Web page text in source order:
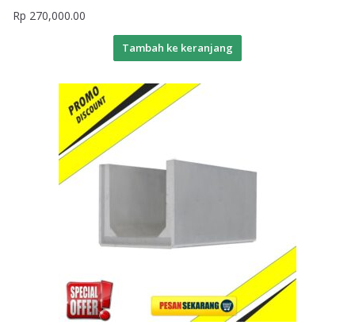
Rp 270,000.00
Tambah ke keranjang